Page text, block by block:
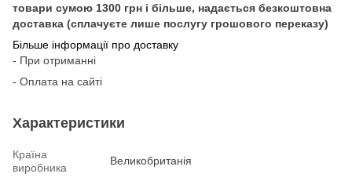
товари сумою 1300 грн і більше, надається безкоштовна
доставка (сплачуєте лише послугу грошового переказу)
Більше інформації про доставку
- При отриманні
- Оплата на сайті
Характеристики
Країна
виробника
Великобританія